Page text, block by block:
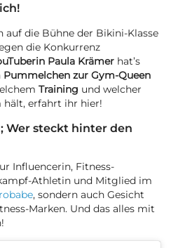
auf die Bühne der Bikini-Klasse
die Konkurrenz
Paula Krämer hat’s
Pummelchen zur Gym-Queen
Training und welcher
hält, erfahrt ihr hier!
Wer steckt hinter den
Influencerin, Fitness-
Athletin und Mitglied im
, sondern auch Gesicht
Marken. Und das alles mit